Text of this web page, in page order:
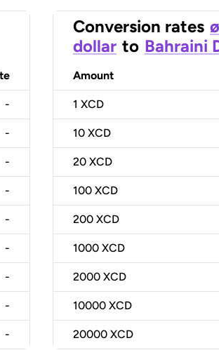
-
-
-
-
-
-
-
-
-
Conversion rates
dollar to Bahraini
Amount
1 XCD
10 XCD
20 XCD
100 XCD
200 XCD
1000 XCD
2000 XCD
10000 XCD
20000 XCD